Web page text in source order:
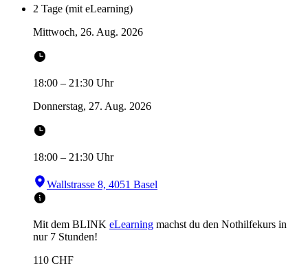
2 Tage (mit eLearning)
Mittwoch, 26. Aug. 2026
18:00 – 21:30 Uhr
Donnerstag, 27. Aug. 2026
18:00 – 21:30 Uhr
Wallstrasse 8, 4051 Basel
Mit dem BLINK eLearning machst du den Nothilfekurs in
nur 7 Stunden!
110 CHF